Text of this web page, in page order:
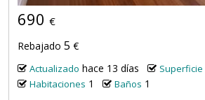
690 €
Rebajado 5 €
Actualizado hace 13 días Superficie
Habitaciones 1 Baños 1